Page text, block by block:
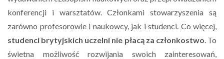
konferencji i warsztatów. Członkami stowarzyszenia są
zarówno profesorowie i naukowcy, jak i studenci. Co więcej,
studenci brytyjskich uczelni nie płacą za członkostwo . To
świetna możliwość rozwijania swoich zainteresowań,